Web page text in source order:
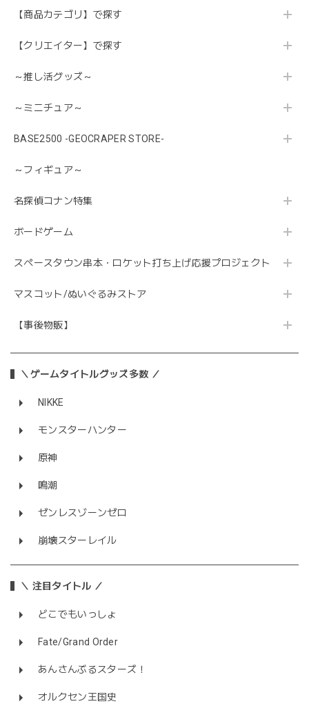
【商品カテゴリ】で探す
【クリエイター】で探す
～推し活グッズ～
～ミニチュア～
BASE2500 -GEOCRAPER STORE-
～フィギュア～
名探偵コナン特集
ボードゲーム
スペースタウン串本・ロケット打ち上げ応援プロジェクト
マスコット/ぬいぐるみストア
【事後物販】
＼ゲームタイトルグッズ多数 ／
NIKKE
モンスターハンター
原神
鳴潮
ゼンレスゾーンゼロ
崩壊スターレイル
＼ 注目タイトル ／
どこでもいっしょ
Fate/Grand Order
あんさんぶるスターズ！
オルクセン王国史